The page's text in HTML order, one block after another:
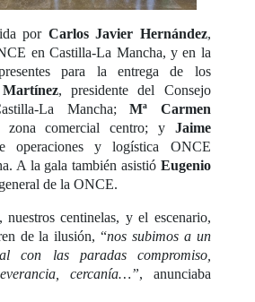
por Carlos Javier Hernández,
en Castilla-La Mancha, y en la
para la entrega de los
, presidente del Consejo
La Mancha;Mª Carmen
zona comercial centro; y Jaime
operaciones y logística ONCE
A la gala también asistió Eugenio
de la ONCE.
nuestros centinelas, y el escenario,
de la ilusión, “nos subimos a un
con las paradas compromiso,
cercanía…”, anunciaba